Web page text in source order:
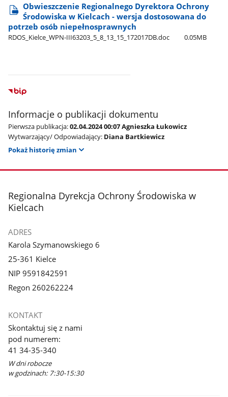
Obwieszczenie Regionalnego Dyrektora Ochrony
Środowiska w Kielcach - wersja dostosowana do
potrzeb osób niepełnosprawnych
RDOS​_Kielce​_WPN-III63203​_5​_8​_13​_15​_172017DB.doc 0.05MB
Informacje o publikacji dokumentu
Pierwsza publikacja:02.04.2024 00:07 Agnieszka Łukowicz
Wytwarzający/ Odpowiadający: Diana Bartkiewicz
Pokaż historię zmian
stopka
Regionalna Dyrekcja Ochrony Środowiska w
Kielcach
ADRES
Karola Szymanowskiego 6
25-361 Kielce
NIP 9591842591
Regon 260262224
KONTAKT
Skontaktuj się z nami
pod numerem:
41 34-35-340
W dni robocze
w godzinach: 7:30-15:30